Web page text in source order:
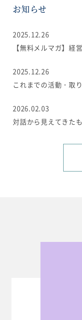
お知らせ
2025.12.26
【無料メルマガ】経
2025.12.26
これまでの活動・取
2026.02.03
対話から見えてきた